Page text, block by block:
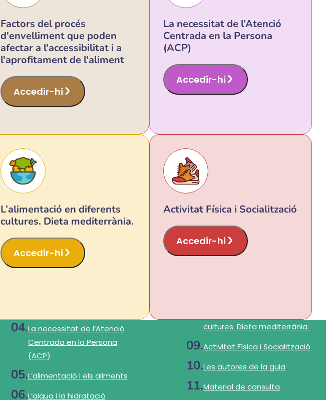
Factors del procés
d'envelliment que poden
afectar a l'accessibilitat i a
l'aprofitament de l'aliment
Accedir-hi
La necessitat de l’Atenció
Centrada en la Persona
(ACP)
Accedir-hi
L’alimentació en diferents
cultures. Dieta mediterrània.
Accedir-hi
Activitat Física i Socialització
Accedir-hi
La necessitat de l’Atenció
Centrada en la Persona
(ACP)
L’alimentació i els aliments
L’aigua i la hidratació
cultures. Dieta mediterrània.
Activitat Física i Socialització
Les autores de la guia
Material de consulta